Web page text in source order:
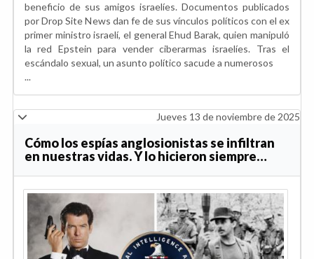
beneficio de sus amigos israelíes. Documentos publicados
por Drop Site News dan fe de sus vínculos políticos con el ex
primer ministro israelí, el general Ehud Barak, quien manipuló
la red Epstein para vender ciberarmas israelíes. Tras el
escándalo sexual, un asunto político sacude a numerosos
...
Jueves 13 de noviembre de 2025
Cómo los espías anglosionistas se infiltran
en nuestras vidas. Y lo hicieron siempre…